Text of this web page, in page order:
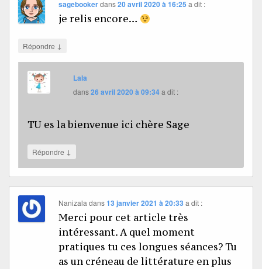
sagebookerdans20 avril 2020 à 16:25 a dit :
je relis encore…
Répondre ↓
Lala
dans26 avril 2020 à 09:34a dit :
TU es la bienvenue ici chère Sage
Répondre ↓
Nanizala dans13 janvier 2021 à 20:33 a dit :
Merci pour cet article très
intéressant. A quel moment
pratiques tu ces longues séances? Tu
as un créneau de littérature en plus